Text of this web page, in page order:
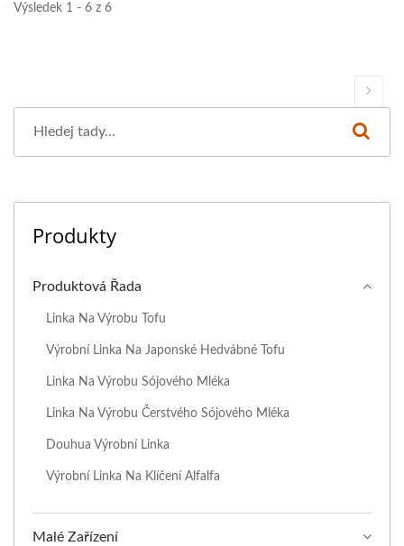
Výsledek 1 - 6 z 6
Produkty
Produktová Řada
Linka Na Výrobu Tofu
Výrobní Linka Na Japonské Hedvábné Tofu
Linka Na Výrobu Sójového Mléka
Linka Na Výrobu Čerstvého Sójového Mléka
Douhua Výrobní Linka
Výrobní Linka Na Klíčení Alfalfa
Malé Zařízení